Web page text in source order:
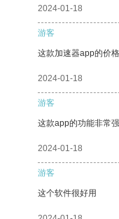
2024-01-18
游客
这款加速器app的价
2024-01-18
游客
这款app的功能非常
2024-01-18
游客
这个软件很好用